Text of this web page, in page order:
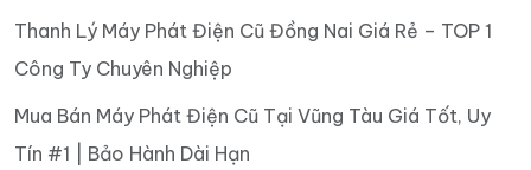
Thanh Lý Máy Phát Điện Cũ Đồng Nai Giá Rẻ – TOP 1
Công Ty Chuyên Nghiệp
Mua Bán Máy Phát Điện Cũ Tại Vũng Tàu Giá Tốt, Uy
Tín #1 | Bảo Hành Dài Hạn